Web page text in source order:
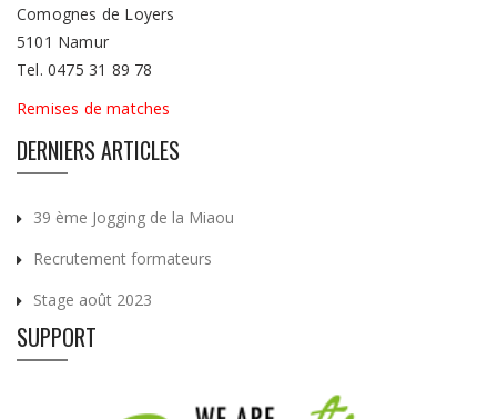
Comognes de Loyers
5101 Namur
Tel. 0475 31 89 78
Remises de matches
DERNIERS ARTICLES
39 ème Jogging de la Miaou
Recrutement formateurs
Stage août 2023
SUPPORT